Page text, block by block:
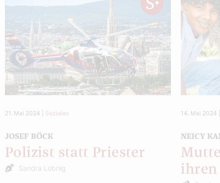
21. Mai 2024 Soziales
JOSEF BÖCK
Polizist statt Priester
Sandra Lobnig
14. Mai 2024
NEICY
ihren